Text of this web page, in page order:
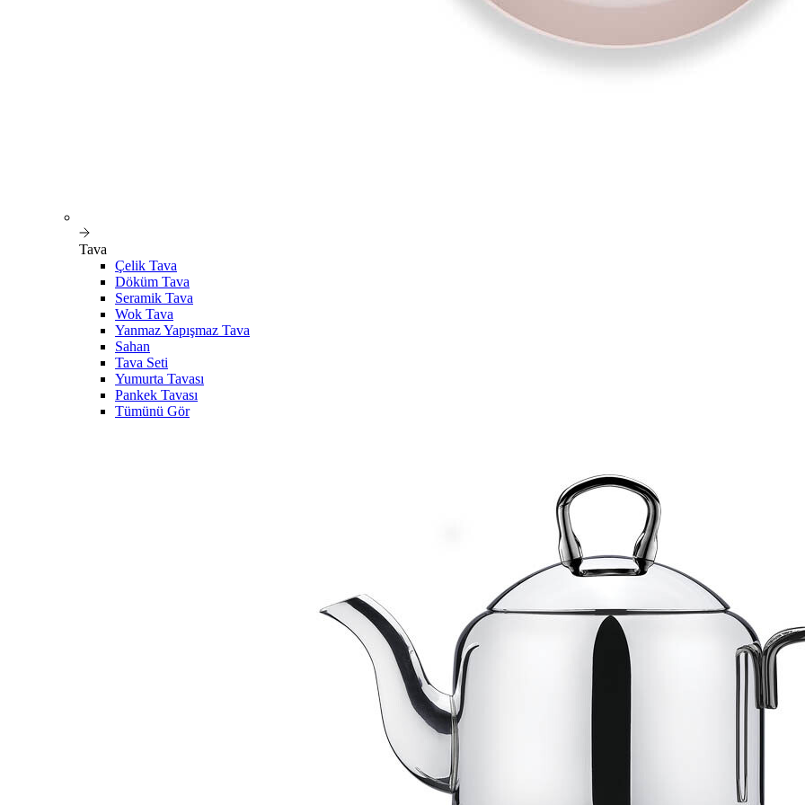
Tava
Çelik Tava
Döküm Tava
Seramik Tava
Wok Tava
Yanmaz Yapışmaz Tava
Sahan
Tava Seti
Yumurta Tavası
Pankek Tavası
Tümünü Gör